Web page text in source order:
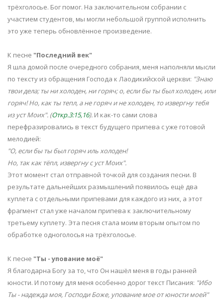
трёхголосье. Бог помог. На заключительном собрании с
участием студентов, мы могли небольшой группой исполнить
это уже теперь обновлённое произведение.
К песне "Последний век"
Я шла домой после очередного собрания, меня наполняли мысли
по тексту из обращения Господа к Лаодикийской церкви: "Знаю
твои дела; ты ни холоден, ни горяч; о, если бы ты был холоден, или
горяч! Но, как ты тепл, а не горяч и не холоден, то извергну тебя
из уст Моих". (Откр.3:15,16). И как-то сами слова
перефразировались в текст будущего припева с уже готовой
мелодией:
"О, если бы ты был горяч иль холоден!
Но, так как тёпл, извергну с уст Моих".
Этот момент стал отправной точкой для создания песни. В
результате дальнейших размышлений появилось ещё два
куплета с отдельными припевами для каждого из них, а этот
фрагмент стал уже началом припева к заключительному
третьему куплету. Эта песня стала моим вторым опытом по
обработке одноголосья на трёхголосье.
К песне "Ты - упование моё"
Я благодарна Богу за то, что Он нашёл меня в годы ранней
юности. И потому для меня особенно дорог текст Писания: "Ибо
Ты - надежда моя, Господи Боже, упование мое от юности моей"